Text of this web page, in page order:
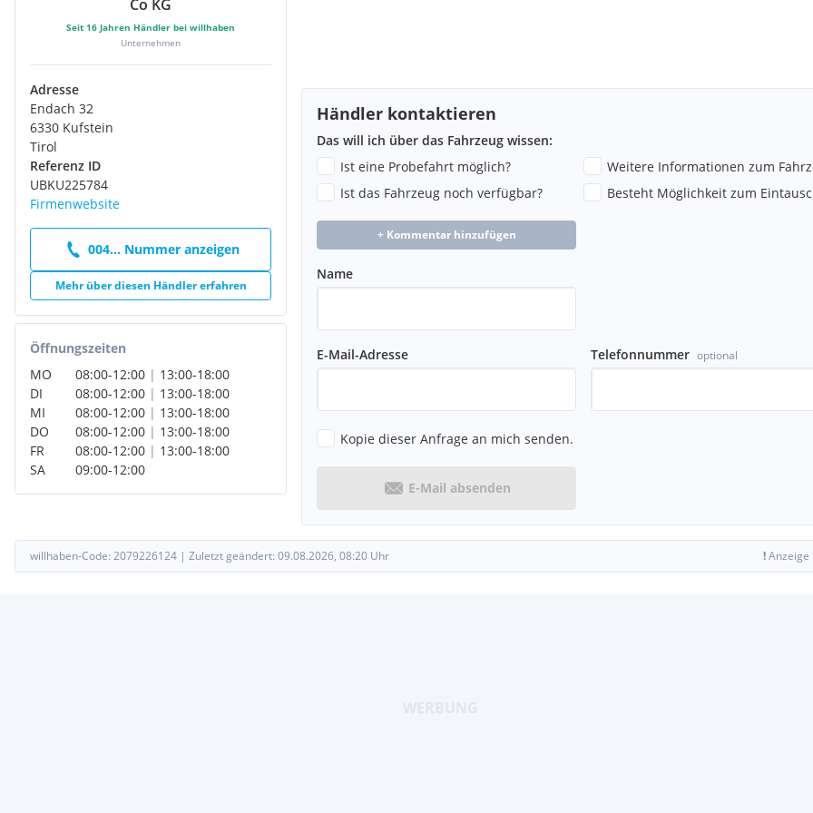
Radschraubensicherung
Reifendruckanzeige system
Scheinwerfer Laserlicht
Servolenkung Integral - Aktivlenkung
Sonnenschutzverglasung
Sonnenschutzverglasung (hinten abgedunkelt)
Sound-System Harman-Kardon
Sport-Auspuffanlage M
Surround-Kamerasystem (Surround View)
TeleServices
Temporärer Entfall von spezifischen Bluetooth/WiFi Funktionen, RSU Vorbereitung
Travel & Comfort System
Travel und Comfort System
Versandschutzpaket
Wärmekomfort Paket vorne
Wärme-Komfort-Paket vorn
Sitzbezug:
Leder Merino erweitert schwarz
Editionen und Pakete:
ConnectedDrive Services (laufzeitgebundener Dienst)
ConnectedPackage Professional (laufzeitgebundener Dienst)
Sportpaket
Antrieb, Fahrwerk:
Außenspiegel, automatisch abblendend
Notbremsassistent
Co KG
Seit 16 Jahren Händler bei willhaben
Unternehmen
Adresse
Endach 32
6330 Kufstein
Tirol
Referenz ID
UBKU225784
Firmenwebsite
004... Nummer anzeigen
Mehr über diesen Händler erfahren
Öffnungszeiten
MO
08:00-12:00 | 13:00-18:00
DI
08:00-12:00 | 13:00-18:00
MI
08:00-12:00 | 13:00-18:00
DO
08:00-12:00 | 13:00-18:00
FR
08:00-12:00 | 13:00-18:00
SA
09:00-12:00
Händler kontaktieren
Das will ich über das Fahrzeug wissen:
Ist eine Probefahrt möglich?
Weitere Informationen zum
Ist das Fahrzeug noch verfügbar?
Besteht Möglichkeit zum
+ Kommentar hinzufügen
Name
E-Mail-Adresse Telefonnummer optional
Kopie dieser Anfrage an mich senden.
E-Mail absenden
willhaben-Code: 2079226124 | Zuletzt geändert: 09.08.2026, 08:20 Uhr !Anzeige